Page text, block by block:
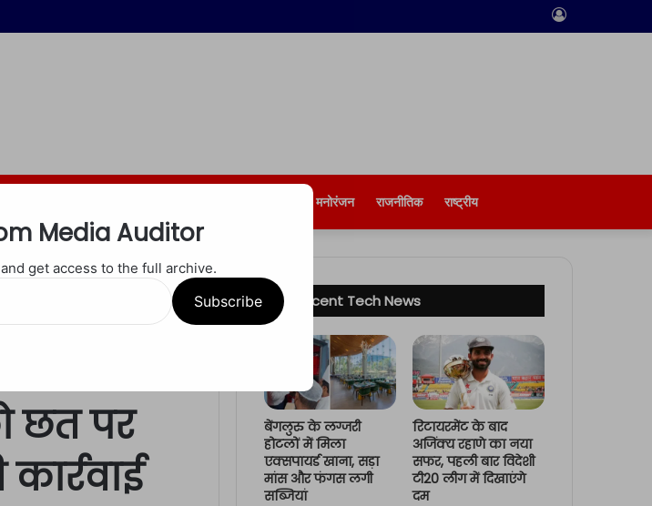
Log
मनोरंजन राजनीतिक राष्ट्रीय
वन विभाग ने की कार्रवाई
के
छत पर
Recent Tech News
बेंगलुरु के लग्जरी
होटलों में मिला
एक्सपायर्ड खाना, सड़ा
मांस और फंगस लगी
सब्जियां
रिटायरमेंट के बाद
अजिंक्य रहाणे का नया
सफर, पहली बार विदेशी
टी20 लीग में दिखाएंगे
दम
Media Auditor
get access to the full archive.
Subscribe